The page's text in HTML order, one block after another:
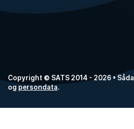
Copyright © SATS 2014 - 2026 •
og persondata.